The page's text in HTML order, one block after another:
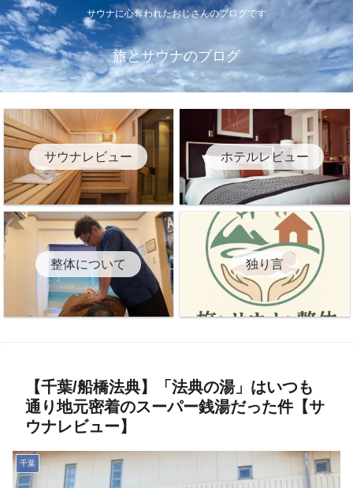
サウナに心奪われたおじさんのブログです
旅とサウナのブログ
サウナレビュー ホテルレビュー
整体について 独り言
【千葉/船橋法典】「法典の湯」はいつも
通り地元密着のスーパー銭湯だった件【サ
ウナレビュー】
千葉